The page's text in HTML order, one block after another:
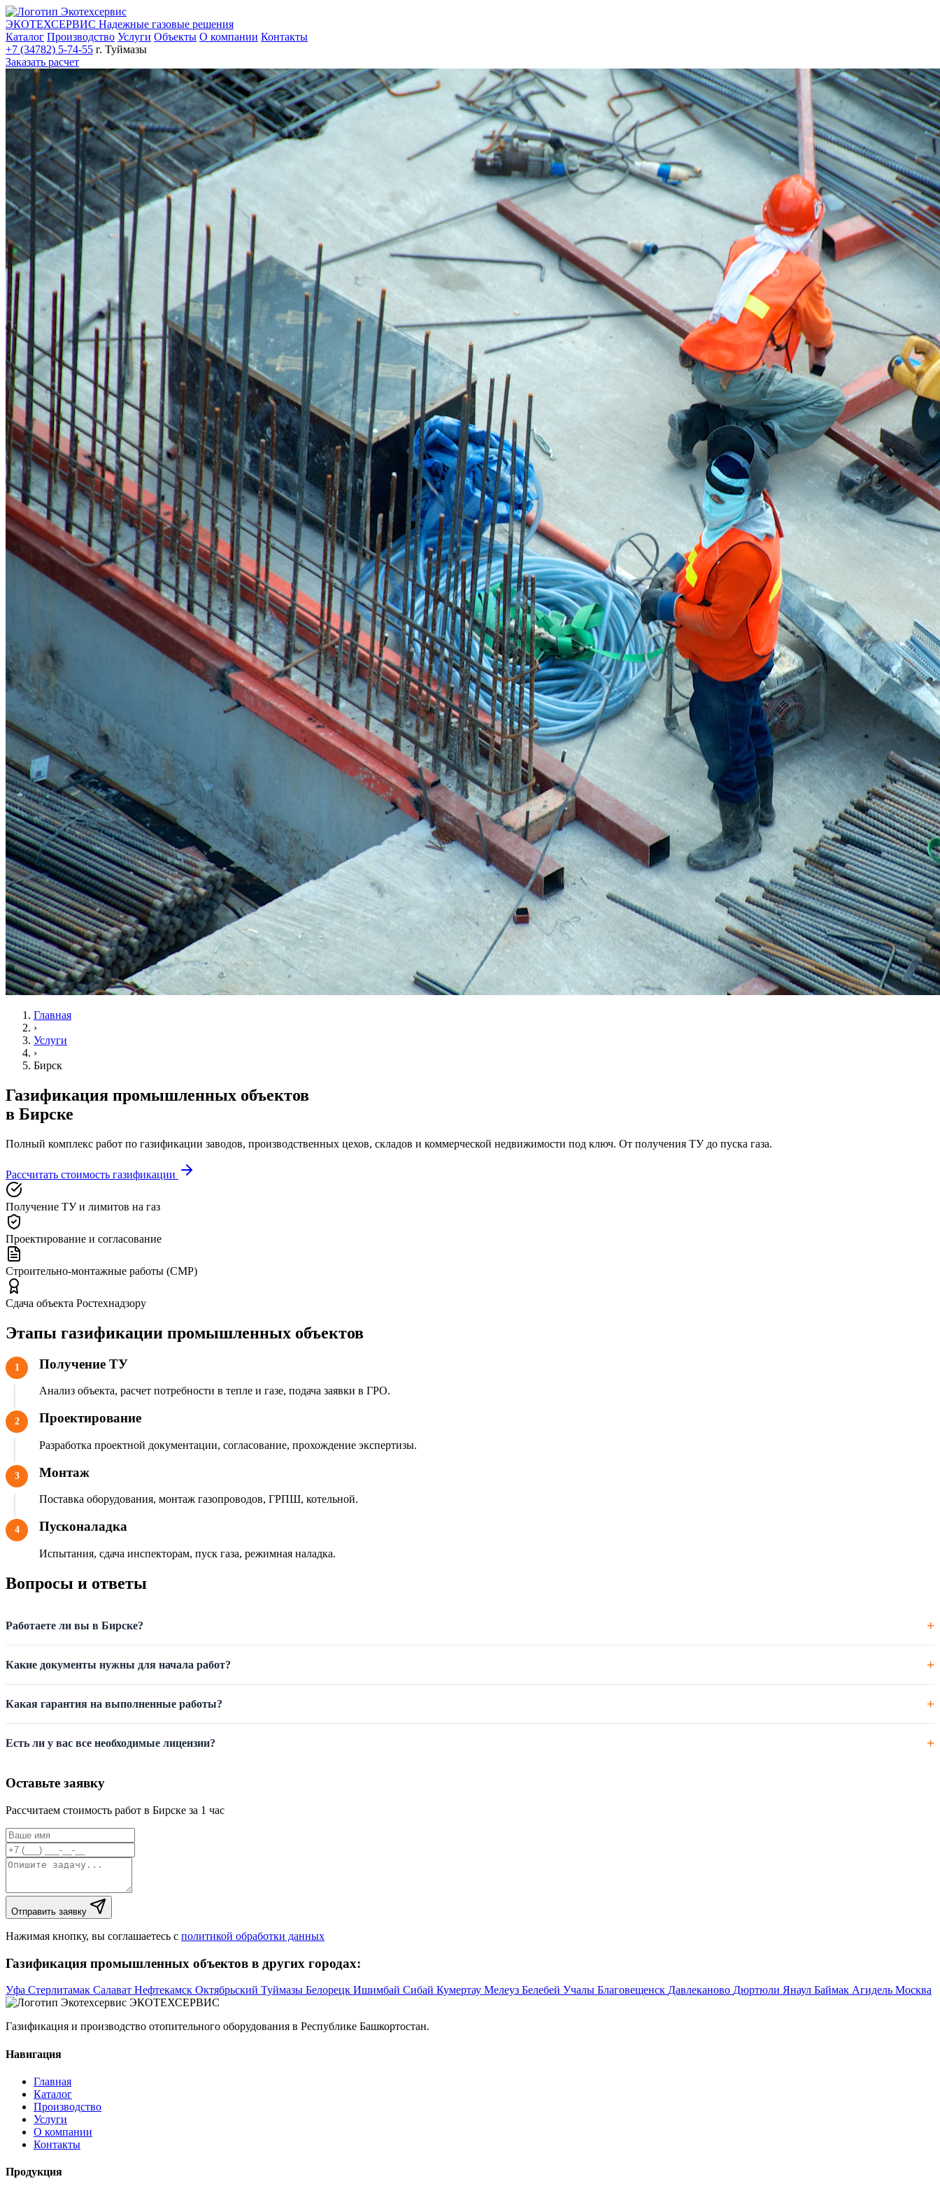
ЭКОТЕХСЕРВИС Надежные газовые решения
Каталог Производство Услуги Объекты О компании Контакты
+7 (34782) 5-74-55 г. Туймазы
Заказать расчет
Главная
›
Услуги
›
Бирск
Газификация промышленных объектов
в Бирске
Полный комплекс работ по газификации заводов, производственных цехов, складов и коммерческой недвижимости под ключ. От получения ТУ до пуска газа.
Рассчитать стоимость газификации
Получение ТУ и лимитов на газ
Проектирование и согласование
Строительно-монтажные работы (СМР)
Сдача объекта Ростехнадзору
Этапы газификации промышленных объектов
1 Получение ТУ
Анализ объекта, расчет потребности в тепле и газе, подача заявки в ГРО.
2 Проектирование
Разработка проектной документации, согласование, прохождение экспертизы.
3 Монтаж
Поставка оборудования, монтаж газопроводов, ГРПШ, котельной.
4 Пусконаладка
Испытания, сдача инспекторам, пуск газа, режимная наладка.
Вопросы и ответы
Работаете ли вы в Бирске?
Какие документы нужны для начала работ?
Какая гарантия на выполненные работы?
Есть ли у вас все необходимые лицензии?
Оставьте заявку
Рассчитаем стоимость работ в Бирске за 1 час
Отправить заявку
Нажимая кнопку, вы соглашаетесь с политикой обработки данных
Газификация промышленных объектов в других городах:
Уфа Стерлитамак Салават Нефтекамск Октябрьский Туймазы Белорецк Ишимбай Сибай Кумертау Мелеуз Белебей Учалы Благовещенск Давлеканово Дюртюли Янаул Баймак Агидель Москва
ЭКОТЕХСЕРВИС
Газификация и производство отопительного оборудования в Республике Башкортостан.
Навигация
Главная
Каталог
Производство
Услуги
О компании
Контакты
Продукция